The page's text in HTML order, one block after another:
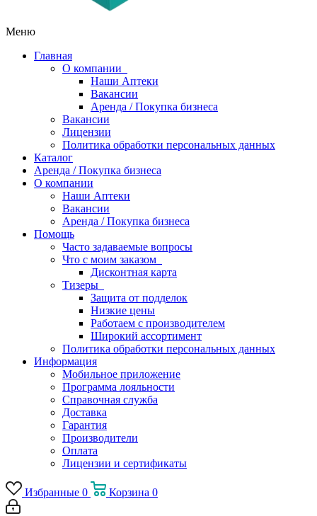
Меню
Главная
О компании
Наши Аптеки
Вакансии
Аренда / Покупка бизнеса
Вакансии
Лицензии
Политика обработки персональных данных
Каталог
Аренда / Покупка бизнеса
О компании
Наши Аптеки
Вакансии
Аренда / Покупка бизнеса
Помощь
Часто задаваемые вопросы
Что с моим заказом
Дисконтная карта
Тизеры
Защита от подделок
Низкие цены
Работаем с производителем
Широкий ассортимент
Политика обработки персональных данных
Информация
Мобильное приложение
Программа лояльности
Справочная служба
Доставка
Гарантия
Производители
Оплата
Лицензии и сертификаты
Избранные 0 Корзина 0